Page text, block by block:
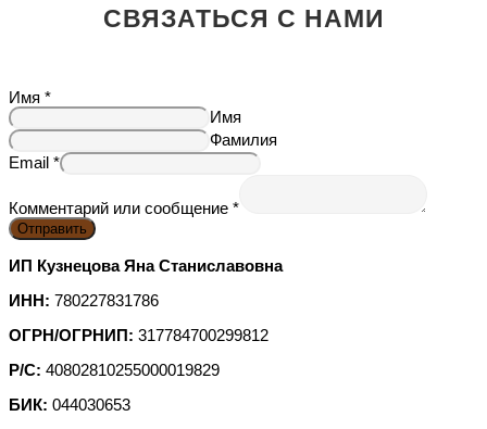
СВЯЗАТЬСЯ С НАМИ
Имя *
Имя
Фамилия
Email *
Комментарий или сообщение *
Отправить
ИП Кузнецова Яна Станиславовна
ИНН: 780227831786
ОГРН/ОГРНИП: 317784700299812
Р/С: 40802810255000019829
БИК: 044030653